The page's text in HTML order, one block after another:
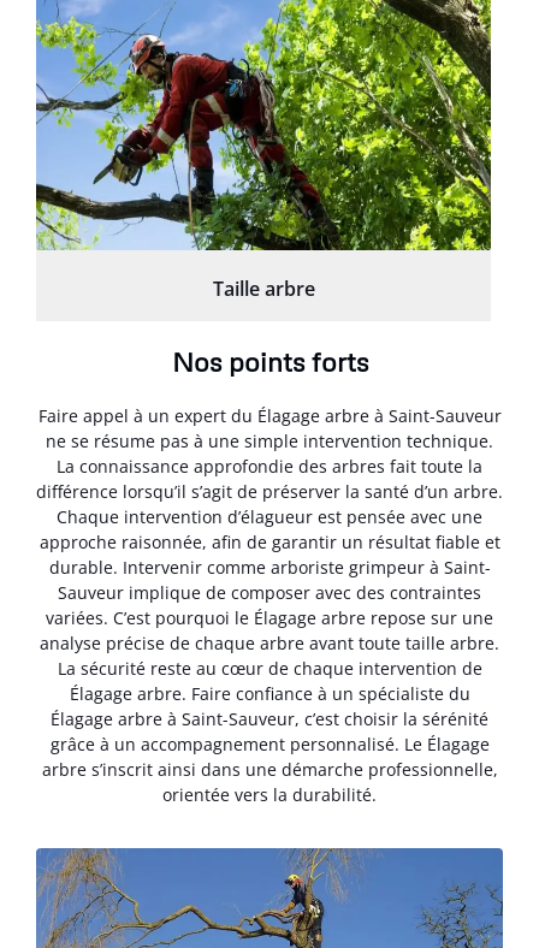
Taille arbre
Nos points forts
Faire appel à un expert du Élagage arbre à Saint-Sauveur
ne se résume pas à une simple intervention technique.
La connaissance approfondie des arbres fait toute la
différence lorsqu’il s’agit de préserver la santé d’un arbre.
Chaque intervention d’élagueur est pensée avec une
approche raisonnée, afin de garantir un résultat fiable et
durable. Intervenir comme arboriste grimpeur à Saint-
Sauveur implique de composer avec des contraintes
variées. C’est pourquoi le Élagage arbre repose sur une
analyse précise de chaque arbre avant toute taille arbre.
La sécurité reste au cœur de chaque intervention de
Élagage arbre. Faire confiance à un spécialiste du
Élagage arbre à Saint-Sauveur, c’est choisir la sérénité
grâce à un accompagnement personnalisé. Le Élagage
arbre s’inscrit ainsi dans une démarche professionnelle,
orientée vers la durabilité.